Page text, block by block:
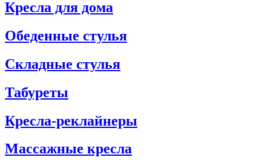
Кресла для дома
Обеденные стулья
Складные стулья
Табуреты
Кресла-реклайнеры
Массажные кресла